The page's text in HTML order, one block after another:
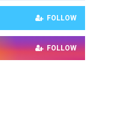
FOLLOW
FOLLOW